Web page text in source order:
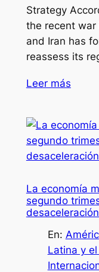
Strategy
the recent war
and Iran has
reassess its
Leer más
La economía
segundo
En:
Latina y